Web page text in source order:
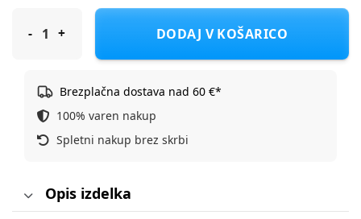
Gekko čevelj nizek GAJ809090 barefoot U white/coral 26
DODAJ V KOŠARICO
Brezplačna dostava nad 60 €*
100% varen nakup
Spletni nakup brez skrbi
Opis izdelka